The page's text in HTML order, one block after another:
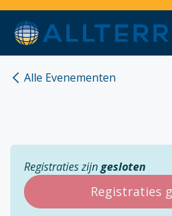
Overslaan naar inhoud
Alle Evenementen
Registraties zijngesloten
Registraties